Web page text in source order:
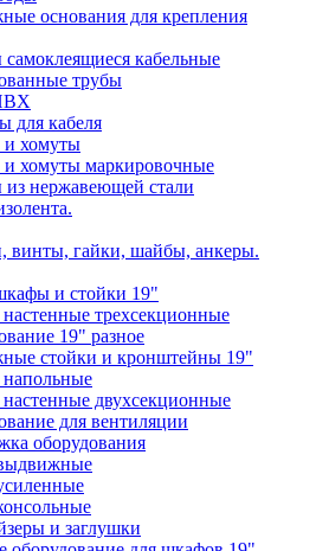
основания для крепления
кабельные
трубы
для кабеля
хомуты
хомуты маркировочные
нержавеющей стали
винты, гайки, шайбы, анкеры.
и стойки 19"
трехсекционные
19" разное
стойки и кронштейны 19"
двухсекционные
для вентиляции
оборудования
и заглушки